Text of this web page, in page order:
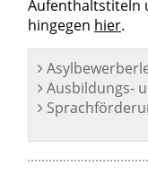
Aufenthaltstiteln
hingegen hier.
Ausbildungs-